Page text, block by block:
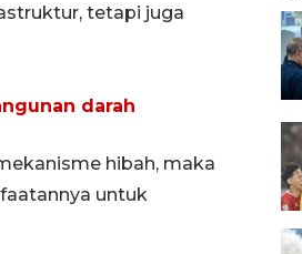
tetapi juga
darah
hibah, maka
untuk